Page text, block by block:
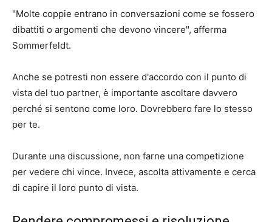
"Molte coppie entrano in conversazioni come se fossero
dibattiti o argomenti che devono vincere", afferma
Sommerfeldt.
Anche se potresti non essere d'accordo con il punto di
vista del tuo partner, è importante ascoltare davvero
perché si sentono come loro. Dovrebbero fare lo stesso
per te.
Durante una discussione, non farne una competizione
per vedere chi vince. Invece, ascolta attivamente e cerca
di capire il loro punto di vista.